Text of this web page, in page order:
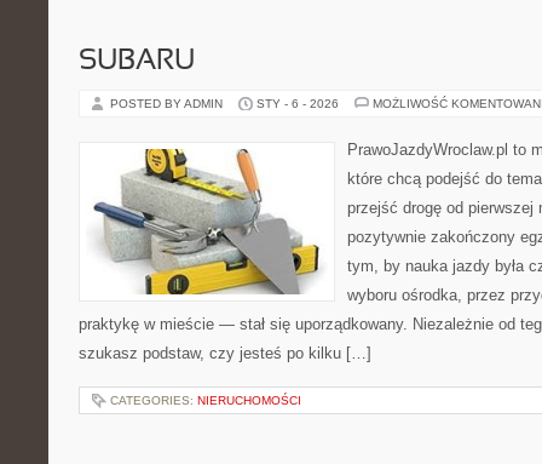
SUBARU
POSTED BY ADMIN STY - 6 - 2026 MOŻLIWOŚĆ
PrawoJazdyWroclaw.pl to
które chcą podejść do
przejść drogę od pierwszej
pozytywnie zakończony
tym, by nauka jazdy była
wyboru ośrodka, przez
praktykę w mieście — stał się uporządkowany. Niezależnie od
szukasz podstaw, czy jesteś po kilku […]
CATEGORIES: NIERUCHOMOŚCI